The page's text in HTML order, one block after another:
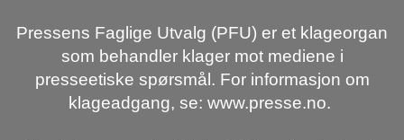
Pressens Faglige Utvalg (PFU) er et klageorgan
som behandler klager mot mediene i
presseetiske spørsmål. For informasjon om
klageadgang, se: www.presse.no.